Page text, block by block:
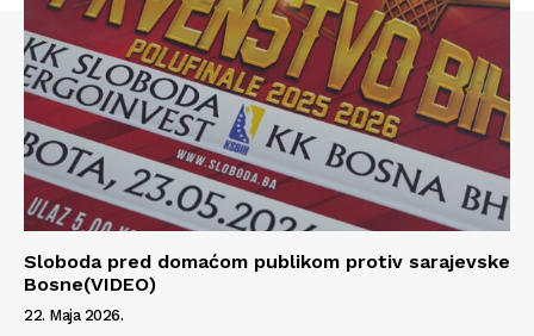
Sloboda pred domaćom publikom protiv sarajevske
Bosne(VIDEO)
22. Maja 2026.